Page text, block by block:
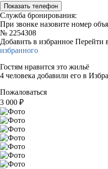
Показать телефон
Служба бронирования:
При звонке назовите номер
№ 2254308
Добавить в избранное Перейти
избранного
Гостям нравится это жильё
4 человека добавили его в
Пожаловаться
3 000 ₽